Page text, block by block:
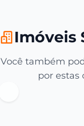
Imóveis
Você também
por estas